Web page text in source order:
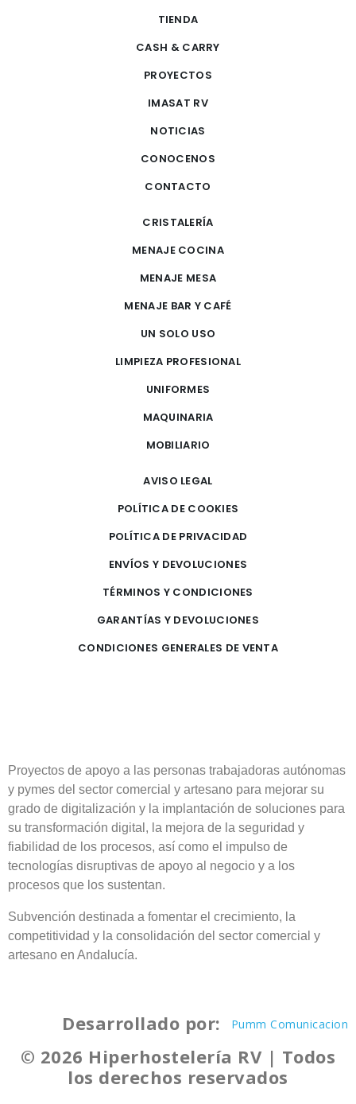
TIENDA
CASH & CARRY
PROYECTOS
IMASAT RV
NOTICIAS
CONOCENOS
CONTACTO
CRISTALERÍA
MENAJE COCINA
MENAJE MESA
MENAJE BAR Y CAFÉ
UN SOLO USO
LIMPIEZA PROFESIONAL
UNIFORMES
MAQUINARIA
MOBILIARIO
AVISO LEGAL
POLÍTICA DE COOKIES
POLÍTICA DE PRIVACIDAD
ENVÍOS Y DEVOLUCIONES
TÉRMINOS Y CONDICIONES
GARANTÍAS Y DEVOLUCIONES
CONDICIONES GENERALES DE VENTA
Proyectos de apoyo a las personas trabajadoras autónomas
y pymes del sector comercial y artesano para mejorar su
grado de digitalización y la implantación de soluciones para
su transformación digital, la mejora de la seguridad y
fiabilidad de los procesos, así como el impulso de
tecnologías disruptivas de apoyo al negocio y a los
procesos que los sustentan.
Subvención destinada a fomentar el crecimiento, la
competitividad y la consolidación del sector comercial y
artesano en Andalucía.
Desarrollado por: Pumm Comunicacion
© 2026 Hiperhostelería RV | Todos
los derechos reservados